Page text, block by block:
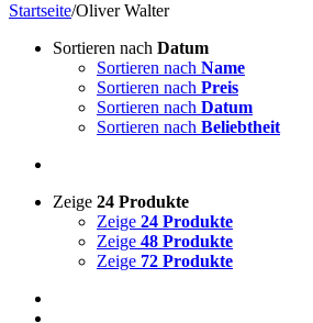
Startseite/Oliver Walter
Sortieren nach Datum
Sortieren nach Name
Sortieren nach Preis
Sortieren nach Datum
Sortieren nach Beliebtheit
Zeige 24 Produkte
Zeige 24 Produkte
Zeige 48 Produkte
Zeige 72 Produkte